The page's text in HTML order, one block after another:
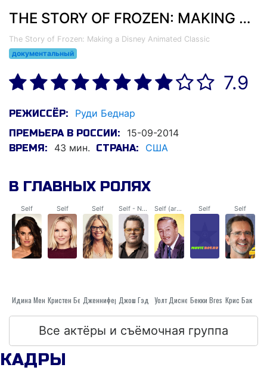
THE STORY OF FROZEN: MAKING A DISNEY ANIMATED CLASSIC (2014)
The Story of Frozen: Making a Disney Animated Classic
документальный
7.9
РЕЖИССЁР: Руди Беднар
ПРЕМЬЕРА В РОССИИ: 15-09-2014
ВРЕМЯ: 43 мин. СТРАНА: США
В ГЛАВНЫХ РОЛЯХ
Self
Идина Мензел
Self
Кристен Белл
Self
Дженнифер Ли
Self - Narrator
Джош Гэд
Self (archive footage)
Уолт Дисней
Self
Бекки Bresee
Self
Крис Бак
Все актёры и съёмочная группа
КАДРЫ